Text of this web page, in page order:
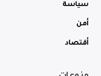
سياسة
أمن
أقتصاد